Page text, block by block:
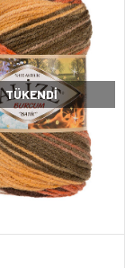
TÜKENDI